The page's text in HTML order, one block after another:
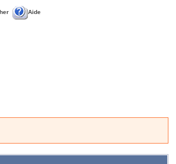
Aide